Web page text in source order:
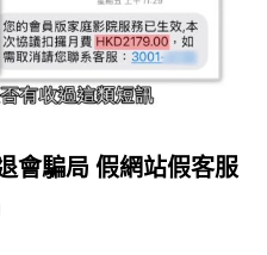
會騙局 假網站假客服